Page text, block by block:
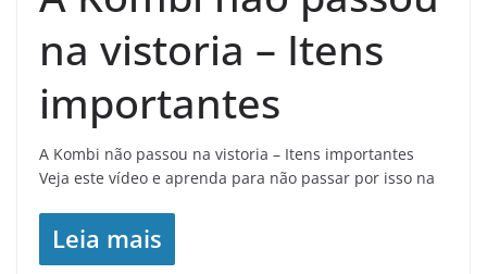
na vistoria – Itens
importantes
A Kombi não passou na vistoria – Itens importantes
Veja este vídeo e aprenda para não passar por isso na
Leia mais